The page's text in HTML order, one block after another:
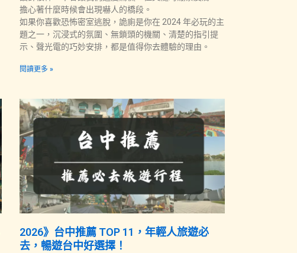
擔心著什麼時候會出現嚇人的橋段。
如果你喜歡恐怖密室逃脫，詭廁是你在 2024 年必玩的主
題之一，沉浸式的氛圍、無鎖頭的機關、清楚的指引提
示、聲光電的巧妙安排，都是值得你去體驗的理由。
閱讀更多 »
2026》台中推薦 TOP 11，年輕人旅遊必
去，暢遊台中好選擇！